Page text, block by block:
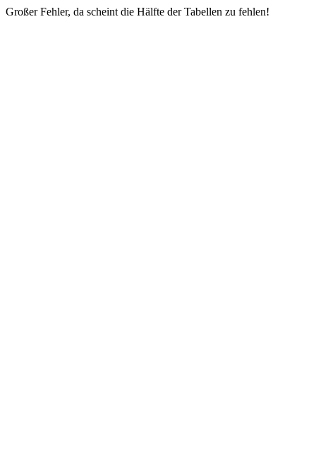
Großer Fehler, da scheint die Hälfte der Tabellen zu fehlen!